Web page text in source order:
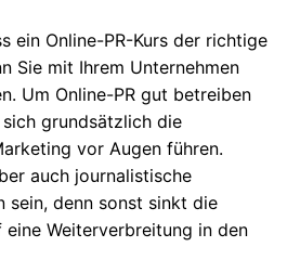
ein Online-PR-Kurs der richtige
Sie mit Ihrem Unternehmen
Um Online-PR gut betreiben
grundsätzlich die
vor Augen führen.
auch journalistische
sein, denn sonst sinkt die
eine Weiterverbreitung in den